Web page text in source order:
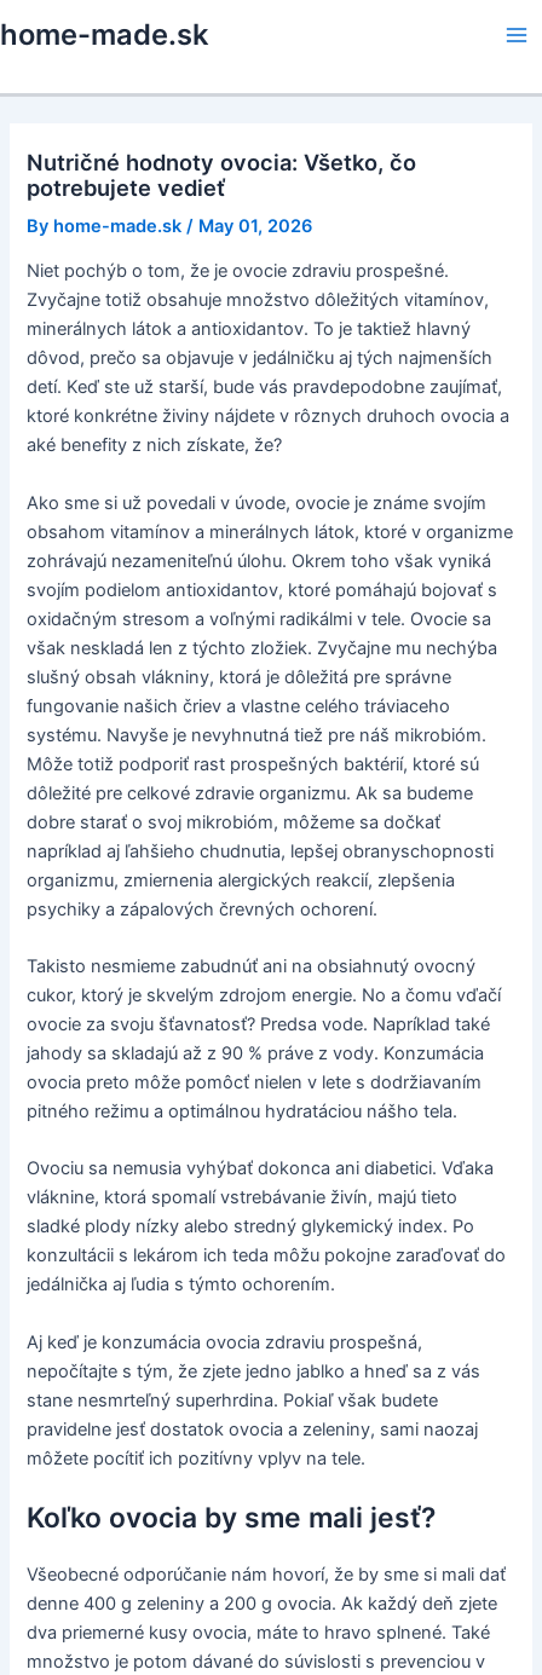
to
home-made.sk
Nutričné hodnoty ovocia: Všetko, čo
potrebujete vedieť
By home-made.sk / May 01, 2026
Niet pochýb o tom, že je ovocie zdraviu prospešné.
Zvyčajne totiž obsahuje množstvo dôležitých vitamínov,
minerálnych látok a antioxidantov. To je taktiež hlavný
dôvod, prečo sa objavuje v jedálničku aj tých najmenších
detí. Keď ste už starší, bude vás pravdepodobne zaujímať,
ktoré konkrétne živiny nájdete v rôznych druhoch ovocia a
aké benefity z nich získate, že?
Ako sme si už povedali v úvode, ovocie je známe svojím
obsahom vitamínov a minerálnych látok, ktoré v organizme
zohrávajú nezameniteľnú úlohu. Okrem toho však vyniká
svojím podielom antioxidantov, ktoré pomáhajú bojovať s
oxidačným stresom a voľnými radikálmi v tele. Ovocie sa
však neskladá len z týchto zložiek. Zvyčajne mu nechýba
slušný obsah vlákniny, ktorá je dôležitá pre správne
fungovanie našich čriev a vlastne celého tráviaceho
systému. Navyše je nevyhnutná tiež pre náš mikrobióm.
Môže totiž podporiť rast prospešných baktérií, ktoré sú
dôležité pre celkové zdravie organizmu. Ak sa budeme
dobre starať o svoj mikrobióm, môžeme sa dočkať
napríklad aj ľahšieho chudnutia, lepšej obranyschopnosti
organizmu, zmiernenia alergických reakcií, zlepšenia
psychiky a zápalových črevných ochorení.
Takisto nesmieme zabudnúť ani na obsiahnutý ovocný
cukor, ktorý je skvelým zdrojom energie. No a čomu vďačí
ovocie za svoju šťavnatosť? Predsa vode. Napríklad také
jahody sa skladajú až z 90 % práve z vody. Konzumácia
ovocia preto môže pomôcť nielen v lete s dodržiavaním
pitného režimu a optimálnou hydratáciou nášho tela.
Ovociu sa nemusia vyhýbať dokonca ani diabetici. Vďaka
vláknine, ktorá spomalí vstrebávanie živín, majú tieto
sladké plody nízky alebo stredný glykemický index. Po
konzultácii s lekárom ich teda môžu pokojne zaraďovať do
jedálnička aj ľudia s týmto ochorením.
Aj keď je konzumácia ovocia zdraviu prospešná,
nepočítajte s tým, že zjete jedno jablko a hneď sa z vás
stane nesmrteľný superhrdina. Pokiaľ však budete
pravidelne jesť dostatok ovocia a zeleniny, sami naozaj
môžete pocítiť ich pozitívny vplyv na tele.
Koľko ovocia by sme mali jesť?
Všeobecné odporúčanie nám hovorí, že by sme si mali dať
denne 400 g zeleniny a 200 g ovocia. Ak každý deň zjete
dva priemerné kusy ovocia, máte to hravo splnené. Také
množstvo je potom dávané do súvislosti s prevenciou v